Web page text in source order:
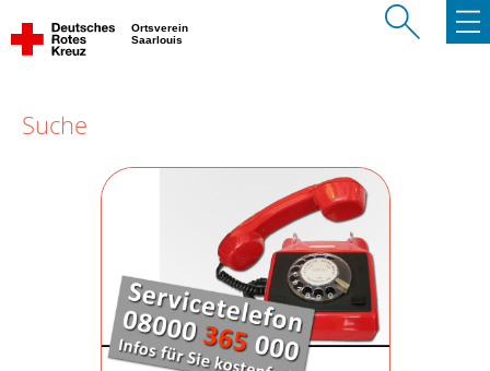
Ortsverein
Saarlouis
Suche